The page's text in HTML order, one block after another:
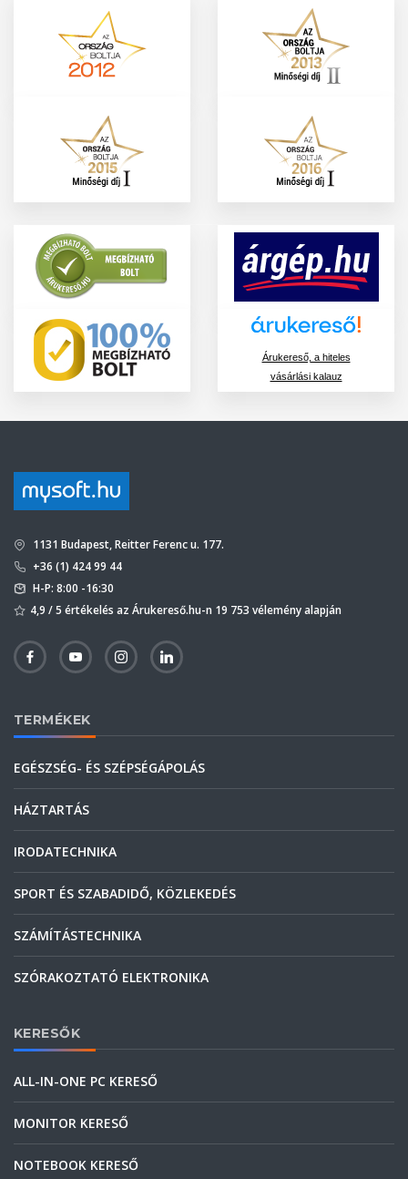
Árukereső, a hiteles
vásárlási kalauz
1131 Budapest, Reitter Ferenc u. 177.
+36 (1) 424 99 44
H-P: 8:00 -16:30
4,9 / 5 értékelés az Árukereső.hu-n 19 753 vélemény alapján
TERMÉKEK
EGÉSZSÉG- ÉS SZÉPSÉGÁPOLÁS
HÁZTARTÁS
IRODATECHNIKA
SPORT ÉS SZABADIDŐ, KÖZLEKEDÉS
SZÁMÍTÁSTECHNIKA
SZÓRAKOZTATÓ ELEKTRONIKA
KERESŐK
ALL-IN-ONE PC KERESŐ
MONITOR KERESŐ
NOTEBOOK KERESŐ